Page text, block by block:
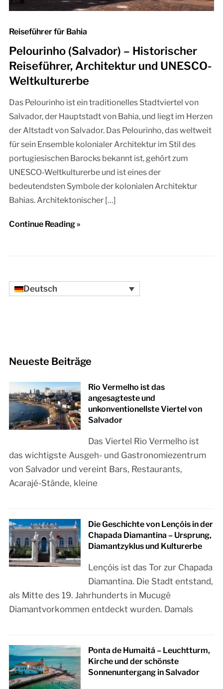
Reiseführer für Bahia
Pelourinho (Salvador) – Historischer
Reiseführer, Architektur und UNESCO-
Weltkulturerbe
Das Pelourinho ist ein traditionelles Stadtviertel von
Salvador, der Hauptstadt von Bahia, und liegt im Herzen
der Altstadt von Salvador. Das Pelourinho, das weltweit
für sein Ensemble kolonialer Architektur im Stil des
portugiesischen Barocks bekannt ist, gehört zum
UNESCO-Weltkulturerbe und ist eines der
bedeutendsten Symbole der kolonialen Architektur
Bahias. Architektonischer […]
Continue Reading »
Deutsch
Neueste Beiträge
Rio Vermelho ist das
angesagteste und
unkonventionellste Viertel von
Salvador
Das Viertel Rio Vermelho ist
das wichtigste Ausgeh- und Gastronomiezentrum
von Salvador und vereint Bars, Restaurants,
Acarajé-Stände, kleine
Die Geschichte von Lençóis in der
Chapada Diamantina – Ursprung,
Diamantzyklus und Kulturerbe
Lençóis ist das Tor zur Chapada
Diamantina. Die Stadt entstand,
als Mitte des 19. Jahrhunderts in Mucugê
Diamantvorkommen entdeckt wurden. Damals
Ponta de Humaitá – Leuchtturm,
Kirche und der schönste
Sonnenuntergang in Salvador